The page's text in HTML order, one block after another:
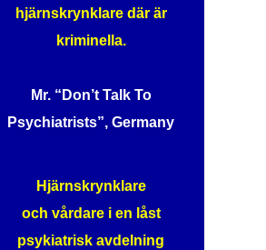
hjärnskrynklare där är
kriminella.
Mr. “Don’t Talk To
Psychiatrists”, Germany
Hjärnskrynklare
och vårdare i en låst
psykiatrisk avdelning